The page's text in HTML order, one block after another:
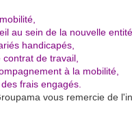
au sein de la nouvelle entité,
handicapés,
de travail,
à la mobilité,
frais engagés.
vous remercie de